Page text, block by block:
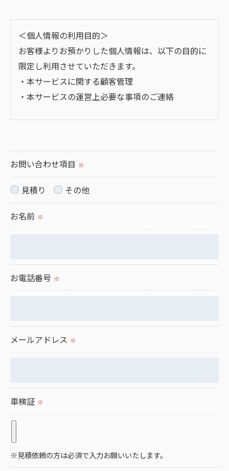
＜個人情報の利用目的＞
お客様よりお預かりした個人情報は、以下の目的に
限定し利用させていただきます。
・本サービスに関する顧客管理
・本サービスの運営上必要な事項のご連絡
られた場合を除き、
ません。
＜個人情報の委託について＞
これらの委託先に対しては個人情報保護契約等の措
置をとり、適切な監督を行います。
当社では、個人情報の漏洩等がなされないよう、適
切に安全管理対策を実施します。
必要な情報を頂けない場合は、それに対応した当社
のサービスをご提供できない場合がございますので
＜個人情報の開示･訂正・削除･利用停止の手続につ
いて＞
お問い合わせ項目 ※
見積り その他
お名前 ※
お電話番号 ※
メールアドレス ※
車検証 ※
※見積依頼の方は必須で入力お願いいたします。